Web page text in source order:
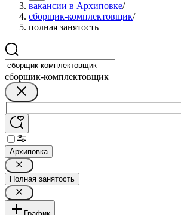
вакансии в Архиповке/
сборщик-комплектовщик/
полная занятость
сборщик-комплектовщик
Архиповка
Полная занятость